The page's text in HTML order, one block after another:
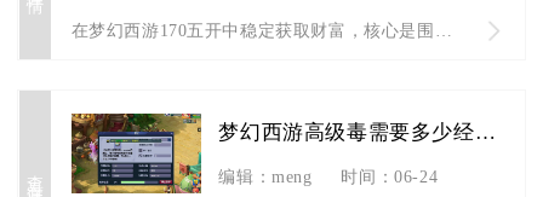
在梦幻西游170五开中稳定获取财富，核心是围绕“日常保底+副...
查看详情
梦幻西游高级毒需要多少经验升级
编辑：meng 时间：06-24